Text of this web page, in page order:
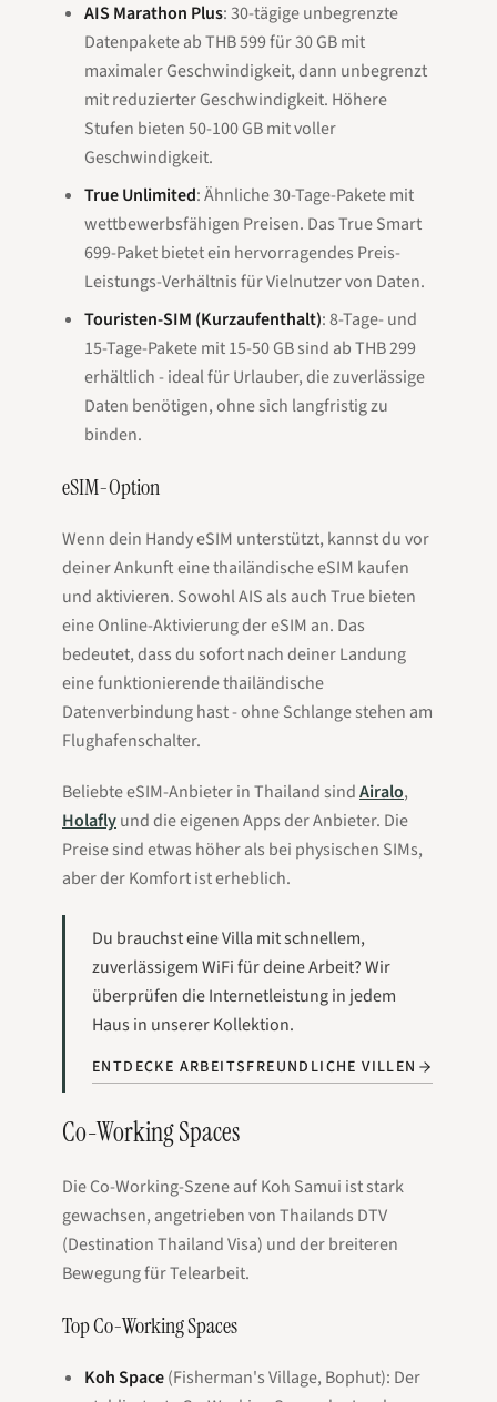
AIS Marathon Plus: 30-tägige unbegrenzte
Datenpakete ab THB 599 für 30 GB mit
maximaler Geschwindigkeit, dann unbegrenzt
mit reduzierter Geschwindigkeit. Höhere
Stufen bieten 50-100 GB mit voller
Geschwindigkeit.
True Unlimited: Ähnliche 30-Tage-Pakete mit
wettbewerbsfähigen Preisen. Das True Smart
699-Paket bietet ein hervorragendes Preis-
Leistungs-Verhältnis für Vielnutzer von Daten.
Touristen-SIM (Kurzaufenthalt): 8-Tage- und
15-Tage-Pakete mit 15-50 GB sind ab THB 299
erhältlich - ideal für Urlauber, die zuverlässige
Daten benötigen, ohne sich langfristig zu
binden.
eSIM-Option
Wenn dein Handy eSIM unterstützt, kannst du vor
deiner Ankunft eine thailändische eSIM kaufen
und aktivieren. Sowohl AIS als auch True bieten
eine Online-Aktivierung der eSIM an. Das
bedeutet, dass du sofort nach deiner Landung
eine funktionierende thailändische
Datenverbindung hast - ohne Schlange stehen am
Flughafenschalter.
Beliebte eSIM-Anbieter in Thailand sindAiralo,
Holaflyund die eigenen Apps der Anbieter. Die
Preise sind etwas höher als bei physischen SIMs,
aber der Komfort ist erheblich.
Du brauchst eine Villa mit schnellem,
zuverlässigem WiFi für deine Arbeit? Wir
überprüfen die Internetleistung in jedem
Haus in unserer Kollektion.
ENTDECKE ARBEITSFREUNDLICHE VILLEN
Co-Working Spaces
Die Co-Working-Szene auf Koh Samui ist stark
gewachsen, angetrieben von Thailands DTV
(Destination Thailand Visa) und der breiteren
Bewegung für Telearbeit.
Top Co-Working Spaces
Koh Space(Fisherman's Village, Bophut): Der